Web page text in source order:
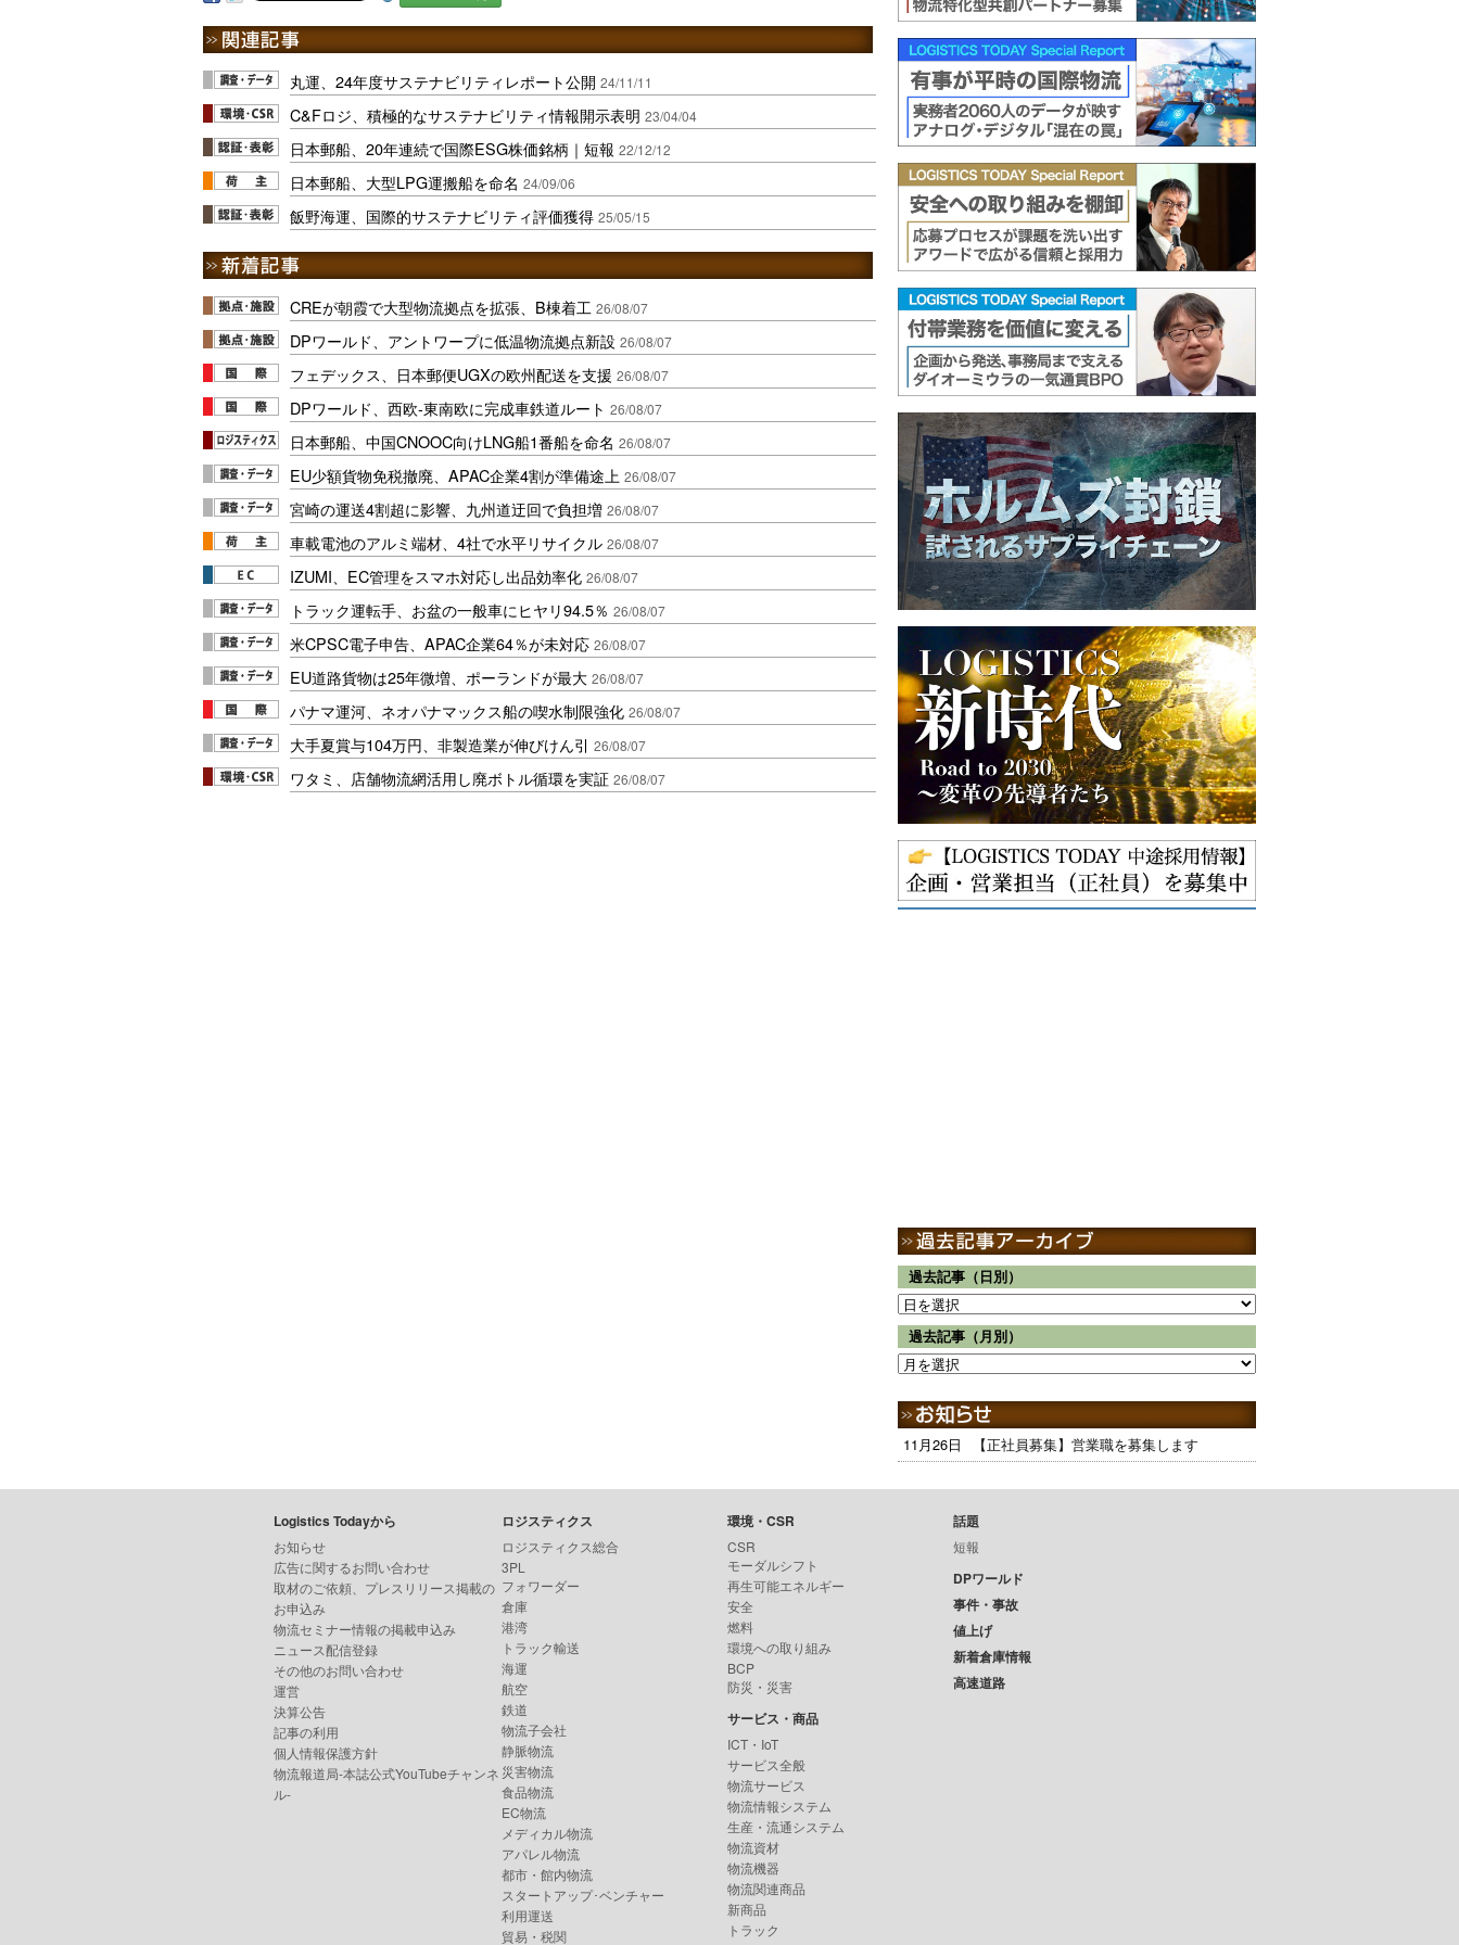
丸運、24年度サステナビリティレポート公開 24/11/11
C&Fロジ、積極的なサステナビリティ情報開示表明 23/04/04
日本郵船、20年連続で国際ESG株価銘柄｜短報 22/12/12
日本郵船、大型LPG運搬船を命名 24/09/06
飯野海運、国際的サステナビリティ評価獲得 25/05/15
CREが朝霞で大型物流拠点を拡張、B棟着工 26/08/07
DPワールド、アントワープに低温物流拠点新設 26/08/07
フェデックス、日本郵便UGXの欧州配送を支援 26/08/07
DPワールド、西欧-東南欧に完成車鉄道ルート 26/08/07
日本郵船、中国CNOOC向けLNG船1番船を命名 26/08/07
EU少額貨物免税撤廃、APAC企業4割が準備途上 26/08/07
宮崎の運送4割超に影響、九州道迂回で負担増 26/08/07
車載電池のアルミ端材、4社で水平リサイクル 26/08/07
IZUMI、EC管理をスマホ対応し出品効率化 26/08/07
トラック運転手、お盆の一般車にヒヤリ94.5％ 26/08/07
米CPSC電子申告、APAC企業64％が未対応 26/08/07
EU道路貨物は25年微増、ポーランドが最大 26/08/07
パナマ運河、ネオパナマックス船の喫水制限強化 26/08/07
大手夏賞与104万円、非製造業が伸びけん引 26/08/07
ワタミ、店舗物流網活用し廃ボトル循環を実証 26/08/07
過去記事（日別）
過去記事（月別）
11月26日 【正社員募集】営業職を募集します
Logistics Todayから
お知らせ
広告に関するお問い合わせ
取材のご依頼、プレスリリース掲載の
お申込み
物流セミナー情報の掲載申込み
ニュース配信登録
その他のお問い合わせ
運営
決算公告
記事の利用
個人情報保護方針
物流報道局-本誌公式YouTubeチャンネ
ル-
ロジスティクス
ロジスティクス総合
3PL
フォワーダー
倉庫
港湾
トラック輸送
海運
航空
鉄道
物流子会社
静脈物流
災害物流
食品物流
EC物流
メディカル物流
アパレル物流
都市・館内物流
スタートアップ･ベンチャー
利用運送
貿易・税関
環境・CSR
CSR
モーダルシフト
再生可能エネルギー
安全
燃料
環境への取り組み
BCP
防災・災害
サービス・商品
ICT・IoT
サービス全般
物流サービス
物流情報システム
生産・流通システム
物流資材
物流機器
物流関連商品
新商品
トラック
話題
短報
DPワールド
事件・事故
値上げ
新着倉庫情報
高速道路